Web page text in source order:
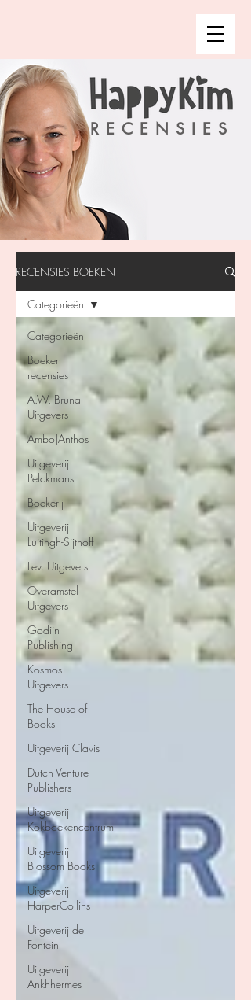
RECENSIES
RECENSIES BOEKEN
Categorieën
Boeken
recensies
A.W. Bruna
Uitgevers
Ambo|Anthos
Uitgeverij
Pelckmans
Boekerij
Uitgeverij
Luitingh-Sijthoff
Lev. Uitgevers
Overamstel
Uitgevers
Godijn
Publishing
Kosmos
Uitgevers
The House of
Books
Uitgeverij Clavis
Dutch Venture
Publishers
Uitgeverij
Kokboekencentrum
Uitgeverij
Blossom Books
Uitgeverij
HarperCollins
Uitgeverij de
Fontein
Uitgeverij
Ankhhermes
Categorieën